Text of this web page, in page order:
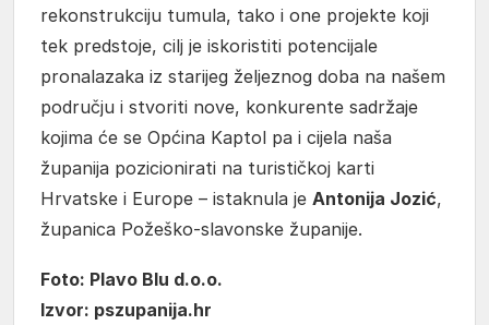
rekonstrukciju tumula, tako i one projekte koji
tek predstoje, cilj je iskoristiti potencijale
pronalazaka iz starijeg željeznog doba na našem
području i stvoriti nove, konkurente sadržaje
kojima će se Općina Kaptol pa i cijela naša
županija pozicionirati na turističkoj karti
Hrvatske i Europe – istaknula je Antonija Jozić,
županica Požeško-slavonske županije.
Foto: Plavo Blu d.o.o.
Izvor: pszupanija.hr